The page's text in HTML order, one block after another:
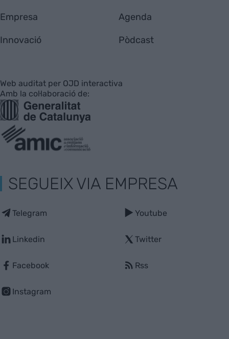
Empresa
Innovació
Agenda
Pòdcast
Web auditat per OJD interactiva
Amb la col·laboració de:
SEGUEIX VIA EMPRESA
Telegram
Linkedin
Facebook
Instagram
Youtube
Twitter
Rss